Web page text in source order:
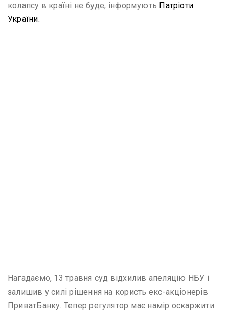
колапсу в країні не буде, інформують Патріоти
України.
Нагадаємо, 13 травня суд відхилив апеляцію НБУ і
залишив у силі рішення на користь екс-акціонерів
ПриватБанку. Тепер регулятор має намір оскаржити